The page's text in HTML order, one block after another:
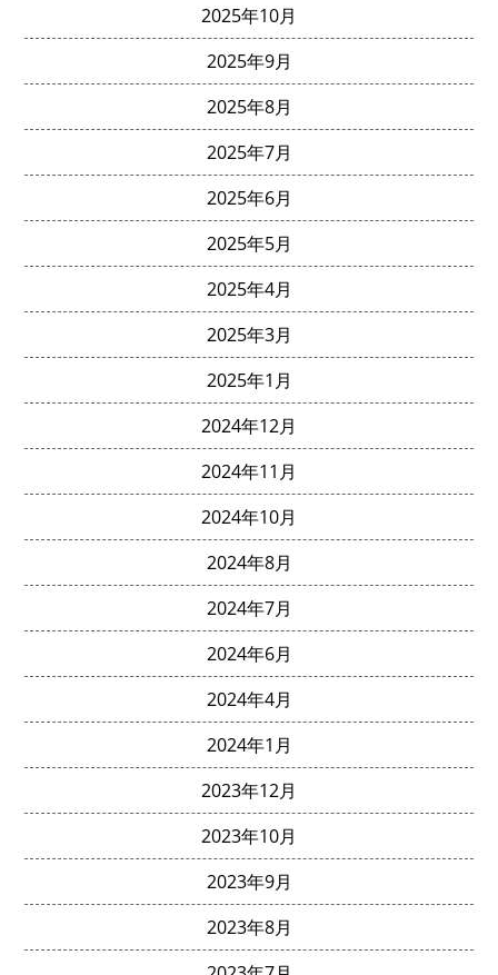
2025年10月
2025年9月
2025年8月
2025年7月
2025年6月
2025年5月
2025年4月
2025年3月
2025年1月
2024年12月
2024年11月
2024年10月
2024年8月
2024年7月
2024年6月
2024年4月
2024年1月
2023年12月
2023年10月
2023年9月
2023年8月